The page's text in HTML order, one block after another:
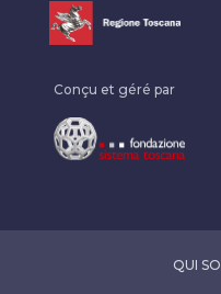
Conçu et géré par
QUI